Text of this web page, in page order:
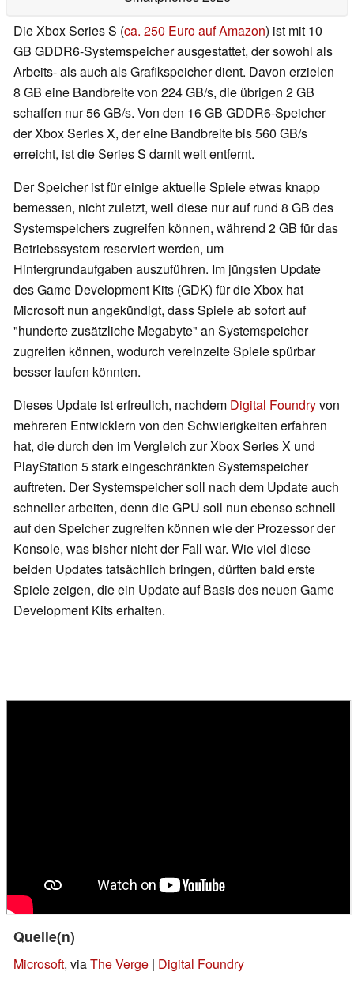
Die Xbox Series S (ca. 250 Euro auf Amazon) ist mit 10
GB GDDR6-Systemspeicher ausgestattet, der sowohl als
Arbeits- als auch als Grafikspeicher dient. Davon erzielen
8 GB eine Bandbreite von 224 GB/s, die übrigen 2 GB
schaffen nur 56 GB/s. Von den 16 GB GDDR6-Speicher
der Xbox Series X, der eine Bandbreite bis 560 GB/s
erreicht, ist die Series S damit weit entfernt.
Der Speicher ist für einige aktuelle Spiele etwas knapp
bemessen, nicht zuletzt, weil diese nur auf rund 8 GB des
Systemspeichers zugreifen können, während 2 GB für das
Betriebssystem reserviert werden, um
Hintergrundaufgaben auszuführen. Im jüngsten Update
des Game Development Kits (GDK) für die Xbox hat
Microsoft nun angekündigt, dass Spiele ab sofort auf
"hunderte zusätzliche Megabyte" an Systemspeicher
zugreifen können, wodurch vereinzelte Spiele spürbar
besser laufen könnten.
Dieses Update ist erfreulich, nachdem Digital Foundryvon
mehreren Entwicklern von den Schwierigkeiten erfahren
hat, die durch den im Vergleich zur Xbox Series X und
PlayStation 5 stark eingeschränkten Systemspeicher
auftreten. Der Systemspeicher soll nach dem Update auch
schneller arbeiten, denn die GPU soll nun ebenso schnell
auf den Speicher zugreifen können wie der Prozessor der
Konsole, was bisher nicht der Fall war. Wie viel diese
beiden Updates tatsächlich bringen, dürften bald erste
Spiele zeigen, die ein Update auf Basis des neuen Game
Development Kits erhalten.
Quelle(n)
Microsoft, viaThe Verge | Digital Foundry